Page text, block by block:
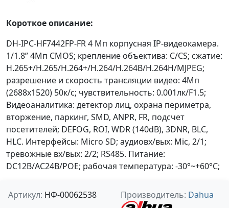
Короткое описание:
DH-IPC-HF7442FP-FR 4 Mп корпусная IP-видеокамера.
1/1.8” 4Мп CMOS; крепление объектива: C/CS; сжатие:
H.265+/H.265/H.264+/H.264/H.264B/H.264H/MJPEG;
разрешение и скорость трансляции видео: 4Мп
(2688х1520) 50к/с; чувствительность: 0.001лк/F1.5;
Видеоаналитика: детектор лиц, охрана периметра,
вторжение, паркинг, SMD, ANPR, FR, подсчет
посетителей; DEFOG, ROI, WDR (140dB), 3DNR, BLC,
HLC. Интерфейсы: Micro SD; аудиовх/вых: Mic, 2/1;
тревожные вх/вых: 2/2; RS485. Питание:
DC12В/AC24В/PОE; рабочая температура: -30°~+60°С;
Артикул: НФ-00062538 Производитель: Dahua